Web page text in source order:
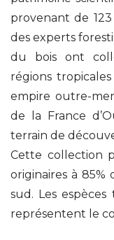
provenant de 123
des experts
du bois ont
régions
empire outre-
de la France
terrain de
Cette collection
originaires à 85%
sud. Les
représentent le